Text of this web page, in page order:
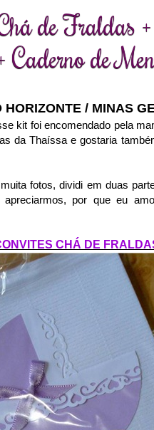
de Fraldas
de
HORIZONTE / MINAS
kit foi encomendado pela
da Thaíssa e gostaria
fotos, dividi em duas
por que eu
CHÁ DE